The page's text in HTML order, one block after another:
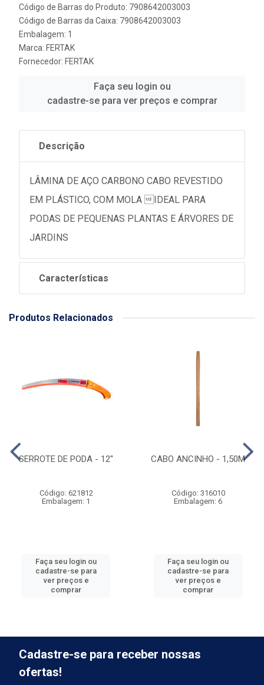
Código de Barras do Produto: 7908642003003
Código de Barras da Caixa: 7908642003003
Embalagem: 1
Marca: FERTAK
Fornecedor: FERTAK
Faça seu login ou
cadastre-se para ver preços e comprar
Descrição
LÂMINA DE AÇO CARBONO CABO REVESTIDO
EM PLÁSTICO, COM MOLA IDEAL PARA
PODAS DE PEQUENAS PLANTAS E ÁRVORES DE
JARDINS
Características
Produtos Relacionados
SERROTE DE PODA - 12''
Código: 621812
Embalagem: 1
Faça seu login ou
cadastre-se para
ver preços e
comprar
CABO ANCINHO - 1,50M
Código: 316010
Embalagem: 6
Faça seu login ou
cadastre-se para
ver preços e
comprar
Cadastre-se para receber nossas
ofertas!